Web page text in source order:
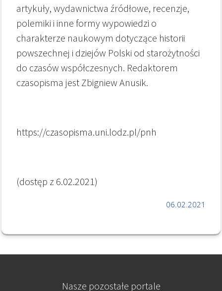
artykuły, wydawnictwa źródłowe, recenzje,
polemiki i inne formy wypowiedzi o
charakterze naukowym dotyczące historii
powszechnej i dziejów Polski od starożytności
do czasów współczesnych. Redaktorem
czasopisma jest Zbigniew Anusik.
https://czasopisma.uni.lodz.pl/pnh
(dostęp z 6.02.2021)
06.02.2021
Nasze pozostałe portale